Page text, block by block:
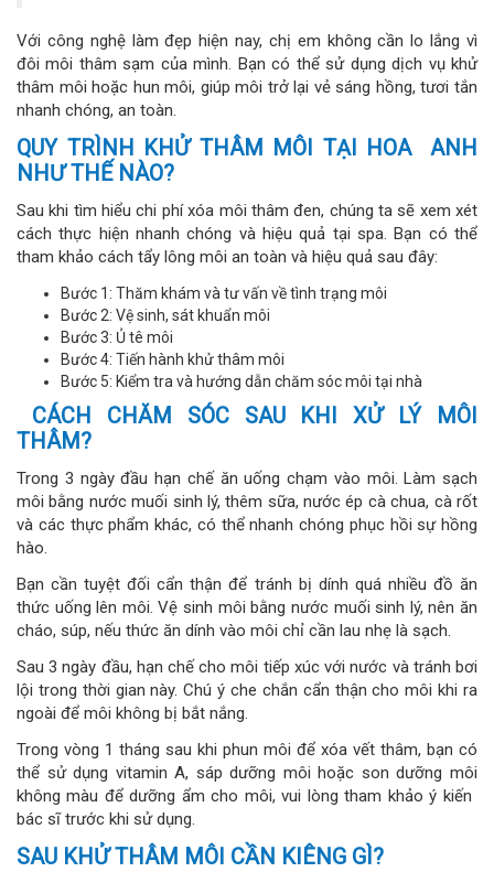
Với công nghệ làm đẹp hiện nay, chị em không cần lo lắng vì
đôi môi thâm sạm của mình. Bạn có thể sử dụng dịch vụ khử
thâm môi hoặc hun môi, giúp môi trở lại vẻ sáng hồng, tươi tắn
nhanh chóng, an toàn.
QUY TRÌNH KHỬ THÂM MÔI TẠI HOA ANH
NHƯ THẾ NÀO?
Sau khi tìm hiểu chi phí xóa môi thâm đen, chúng ta sẽ xem xét
cách thực hiện nhanh chóng và hiệu quả tại spa. Bạn có thể
tham khảo cách tẩy lông môi an toàn và hiệu quả sau đây:
Bước 1: Thăm khám và tư vấn về tình trạng môi
Bước 2: Vệ sinh, sát khuẩn môi
Bước 3: Ủ tê môi
Bước 4: Tiến hành khử thâm môi
Bước 5: Kiểm tra và hướng dẫn chăm sóc môi tại nhà
CÁCH CHĂM SÓC SAU KHI XỬ LÝ MÔI
THÂM?
Trong 3 ngày đầu hạn chế ăn uống chạm vào môi. Làm sạch
môi bằng nước muối sinh lý, thêm sữa, nước ép cà chua, cà rốt
và các thực phẩm khác, có thể nhanh chóng phục hồi sự hồng
hào.
Bạn cần tuyệt đối cẩn thận để tránh bị dính quá nhiều đồ ăn
thức uống lên môi. Vệ sinh môi bằng nước muối sinh lý, nên ăn
cháo, súp, nếu thức ăn dính vào môi chỉ cần lau nhẹ là sạch.
Sau 3 ngày đầu, hạn chế cho môi tiếp xúc với nước và tránh bơi
lội trong thời gian này. Chú ý che chắn cẩn thận cho môi khi ra
ngoài để môi không bị bắt nắng.
Trong vòng 1 tháng sau khi phun môi để xóa vết thâm, bạn có
thể sử dụng vitamin A, sáp dưỡng môi hoặc son dưỡng môi
không màu để dưỡng ẩm cho môi, vui lòng tham khảo ý kiến ​​
bác sĩ trước khi sử dụng.
SAU KHỬ THÂM MÔI CẦN KIÊNG GÌ?